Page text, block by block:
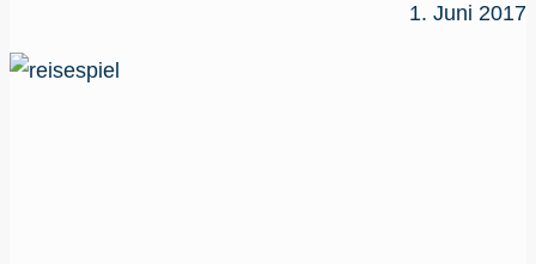
1. Juni 2017